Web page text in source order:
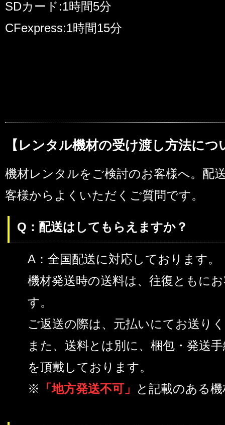
SDカード:1時間5分
CFexpress:1時間15分
【レンタル機材の受け渡し方法につ
機材レンタルをご検討のお客様へ。配
客様からよくいただくご質問です。
Q：配送はしてもらえますか？
A：全国配送に対応しております。
機材発送時の送料は、往復ともに
す。
ご返送の際は、元払いにてお送り
また、送料とは別に、梱包・発送
を頂戴しております。
※
「地方発送不可」 と記載のある